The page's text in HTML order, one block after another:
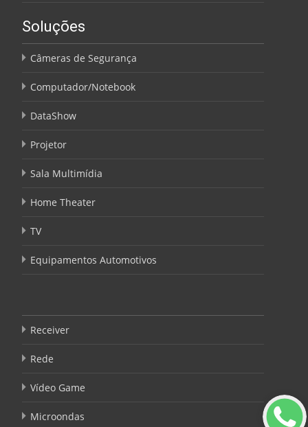
Soluções
Câmeras de Segurança
Computador/Notebook
DataShow
Projetor
Sala Multimídia
Home Theater
TV
Equipamentos Automotivos
Receiver
Rede
Vídeo Game
Microondas